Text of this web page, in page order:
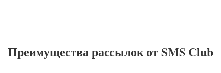
Преимущества рассылок от SMS Club